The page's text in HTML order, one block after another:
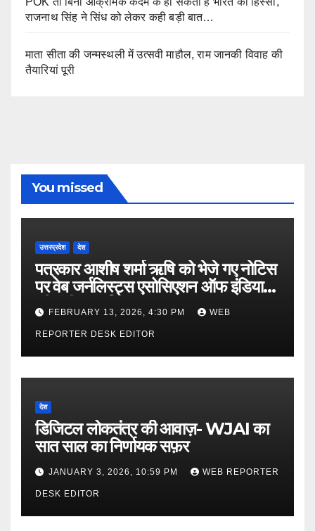
राजनाथ सिंह ने सिंध को लेकर कही बड़ी बात…
माता सीता की जन्मस्थली में उत्सवी माहौल, राम जानकी विवाह की
तैयारियां पूरी
You missed
उत्तरप्रदेश देश
पत्रकार आशीष शर्मा ऋषि को भेजे गए नोटिस
पर वेब जर्नलिस्ट्स एसोसिएशन ऑफ इंडिया
की गंभीर आपत्ति
FEBRUARY 13, 2026, 4:30 PM WEB
REPORTER DESK EDITOR
देश
डिजिटल लोकतंत्र की आवाज़- WJAI का
सात साल का निर्णायक सफ़र
JANUARY 3, 2026, 10:59 PM WEB REPORTER
DESK EDITOR